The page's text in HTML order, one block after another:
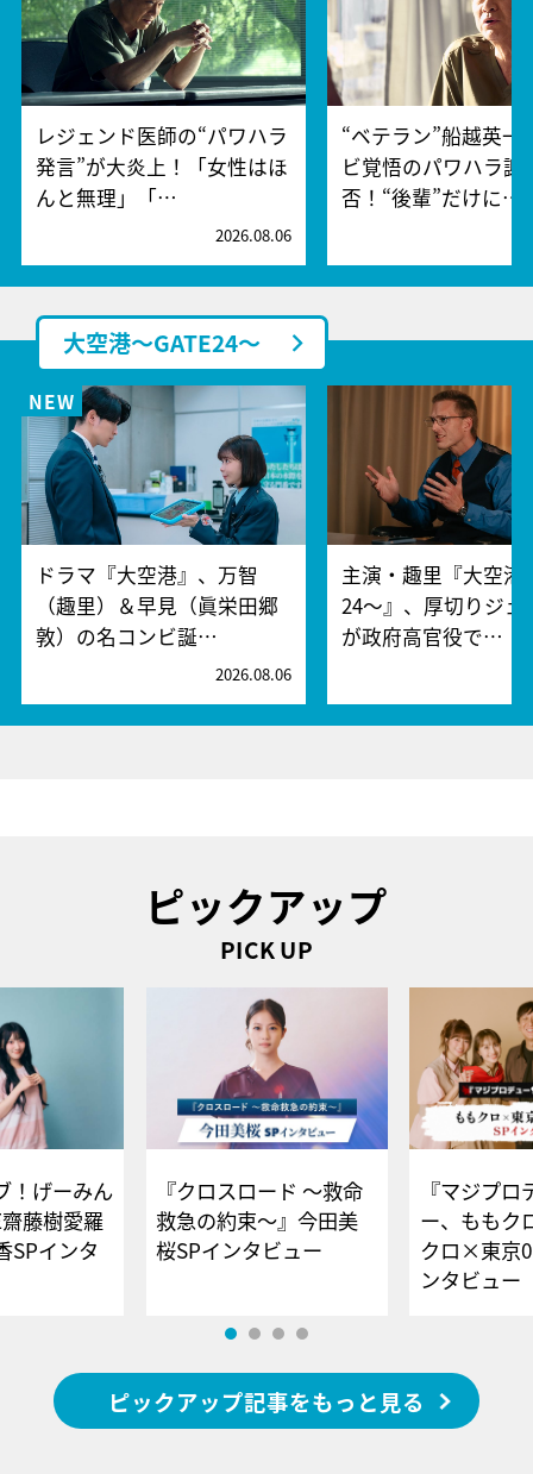
レジェンド医師の“パワハラ
発言”が大炎上！「女性はほ
んと無理」「…
2026.08.06
“ベテラン”船越英一
ビ覚悟のパワハラ謝
否！“後輩”だけに…
大空港～GATE24～
ドラマ『大空港』、万智
（趣里）＆早見（眞栄田郷
敦）の名コンビ誕…
2026.08.06
主演・趣里『大空港
24～』、厚切りジェ
が政府高官役で…
ピックアップ
PICK UP
！げーみん
藤樹愛羅
SPインタ
『クロスロード ～救命
救急の約束～』今田美
桜SPインタビュー
『マジプロ
ー、ももク
クロ×東京
ンタビュー
ピックアップ記事をもっと見る